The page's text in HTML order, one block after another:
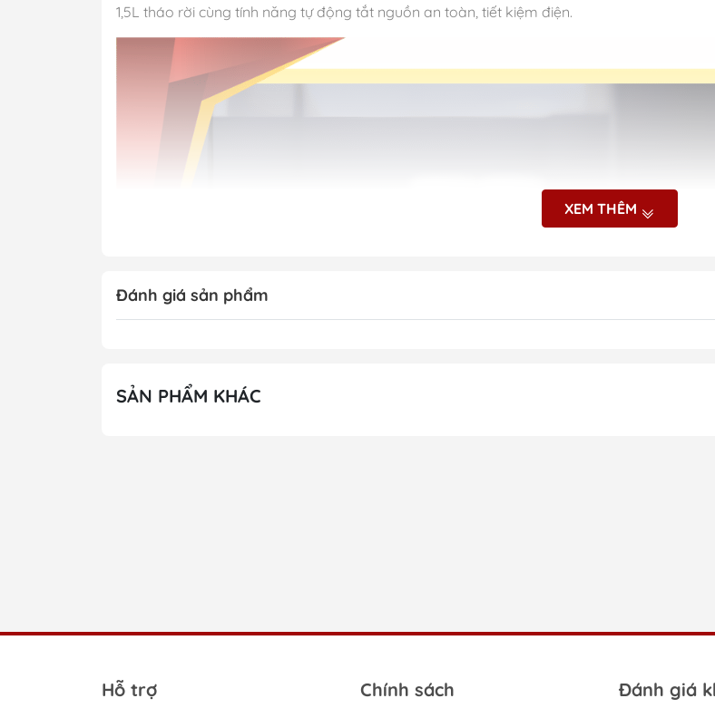
1,5L tháo rời cùng tính năng tự động tắt nguồn an toàn, tiết kiệm điện.
XEM THÊM
Đánh giá sản phẩm
SẢN PHẨM KHÁC
Hỗ trợ Chính sách Đánh giá